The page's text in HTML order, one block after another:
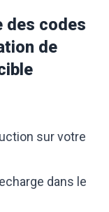
des codes
de
sur votre
dans le